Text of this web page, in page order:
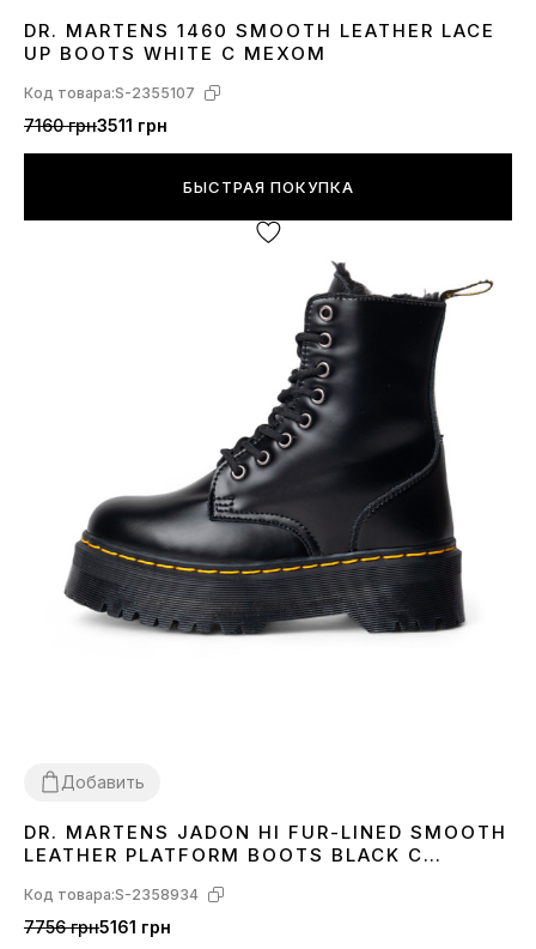
40
DR. MARTENS 1460 SMOOTH LEATHER LACE
UP BOOTS WHITE С МЕХОМ
Код товара:S-2355107
7160 грн3511 грн
БЫСТРАЯ ПОКУПКА
Добавить
36 373839 404142
DR. MARTENS JADON HI FUR-LINED SMOOTH
LEATHER PLATFORM BOOTS BLACK С
Код товара:S-2358934
7756 грн5161 грн